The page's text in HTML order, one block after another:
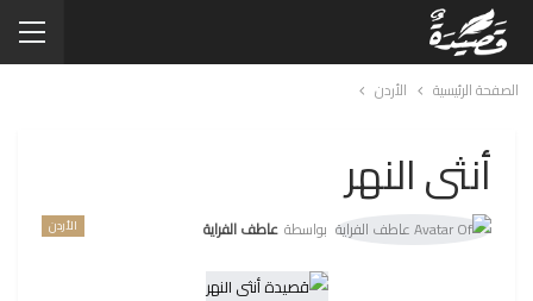
الصفحة الرئيسية الأردن
أنثى النهر
الأردن بواسطة عاطف الفراية